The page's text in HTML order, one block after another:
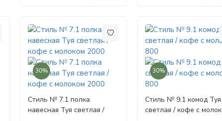
30%
Стиль № 7.1 полка
навесная Туя светлая /
30%
Стиль № 9.1 комод Туя
светлая / кофе с